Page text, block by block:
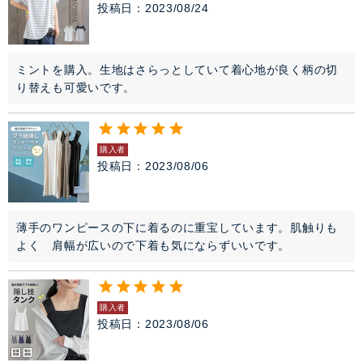
投稿日 2023/08/24
ミントを購入。生地はさらっとしていて着心地が良く柄の切
り替えも可愛いです。
購入者
投稿日 2023/08/06
薄手のワンピースの下に着るのに重宝しています。肌触りも
よく　肩幅が広いので下着も気にならずいいです。
購入者
投稿日 2023/08/06